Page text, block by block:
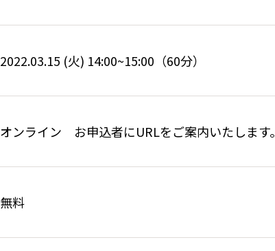
2022.03.15 (火) 14:00~15:00（60分）
オンライン お申込者にURLをご案内いたします。
無料